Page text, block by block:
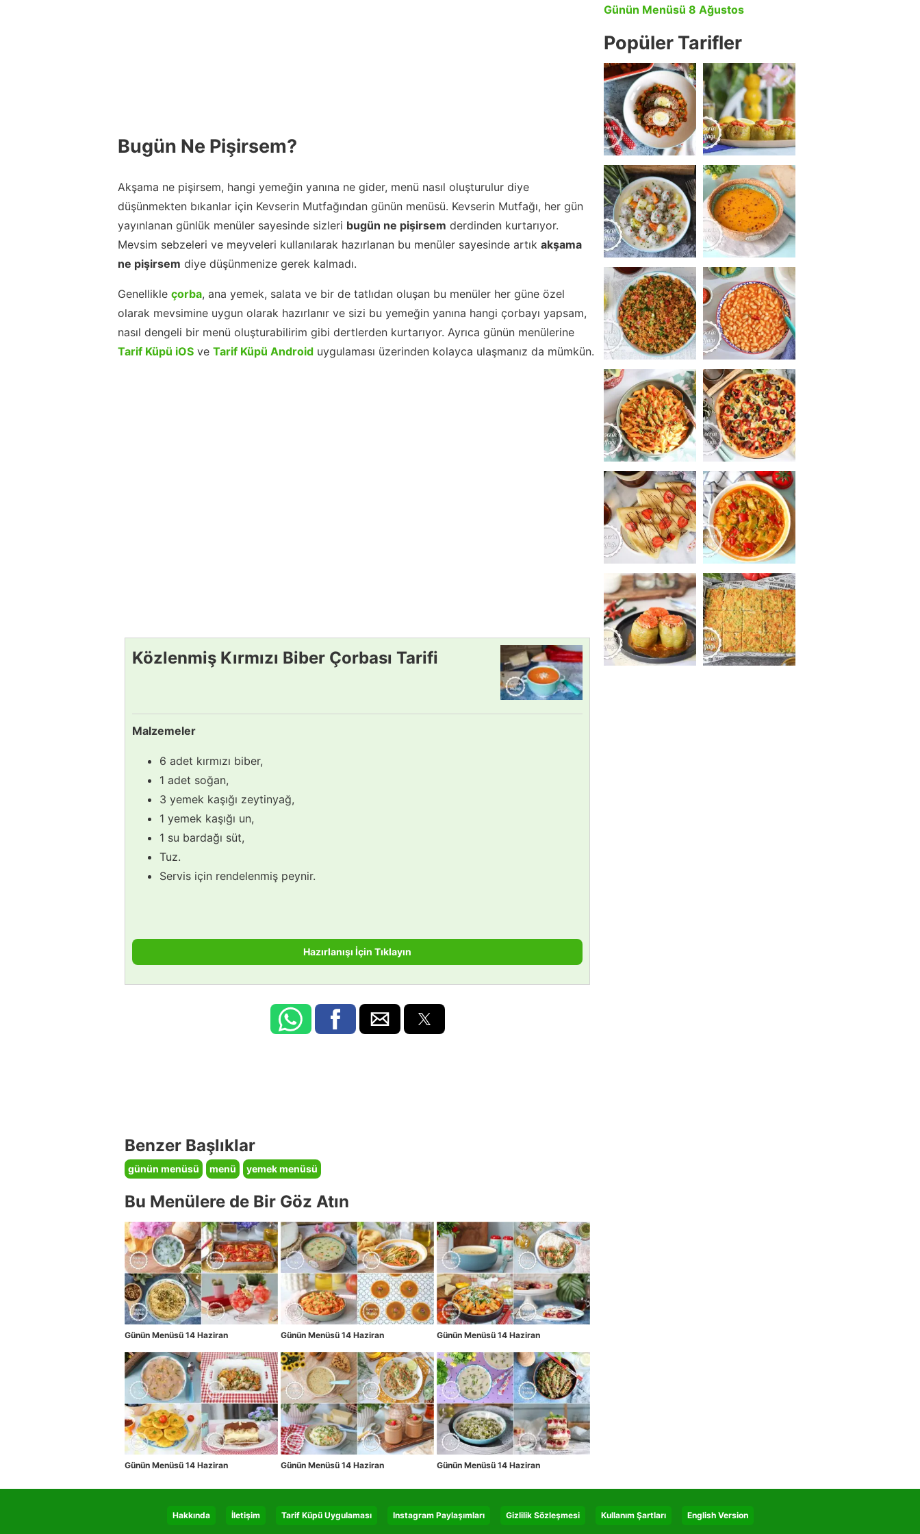
Bugün Ne Pişirsem?
Akşama ne pişirsem, hangi yemeğin yanına ne gider, menü nasıl oluşturulur diye
düşünmekten bıkanlar için Kevserin Mutfağından günün menüsü. Kevserin Mutfağı, her gün
yayınlanan günlük menüler sayesinde sizleri bugün ne pişirsem derdinden kurtarıyor.
Mevsim sebzeleri ve meyveleri kullanılarak hazırlanan bu menüler sayesinde artık akşama
ne pişirsem diye düşünmenize gerek kalmadı.
Genellikle çorba, ana yemek, salata ve bir de tatlıdan oluşan bu menüler her güne özel
olarak mevsimine uygun olarak hazırlanır ve sizi bu yemeğin yanına hangi çorbayı yapsam,
nasıl dengeli bir menü oluşturabilirim gibi dertlerden kurtarıyor. Ayrıca günün menülerine
Tarif Küpü iOS ve Tarif Küpü Android uygulaması üzerinden kolayca ulaşmanız da mümkün.
Közlenmiş Kırmızı Biber Çorbası Tarifi
Malzemeler
6 adet kırmızı biber,
1 adet soğan,
3 yemek kaşığı zeytinyağ,
1 yemek kaşığı un,
1 su bardağı süt,
Tuz.
Servis için rendelenmiş peynir.
Hazırlanışı İçin Tıklayın
Benzer Başlıklar
günün menüsü menü yemek menüsü
Bu Menülere de Bir Göz Atın
Günün Menüsü 14 Haziran Günün Menüsü 14 Haziran Günün Menüsü 14 Haziran
Günün Menüsü 14 Haziran Günün Menüsü 14 Haziran Günün Menüsü 14 Haziran
Günün Menüsü 8 Ağustos
Popüler Tarifler
Hakkında İletişim Tarif Küpü Uygulaması Instagram Paylaşımları Gizlilik Sözleşmesi Kullanım Şartları English Version